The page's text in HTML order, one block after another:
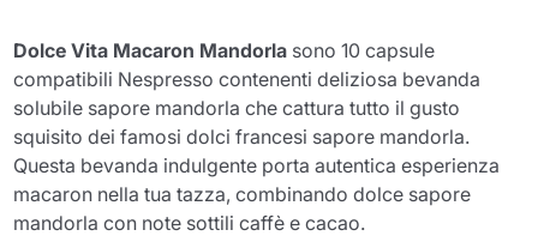
Dolce Vita Macaron Mandorla sono 10 capsule
compatibili Nespresso contenenti deliziosa bevanda
solubile sapore mandorla che cattura tutto il gusto
squisito dei famosi dolci francesi sapore mandorla.
Questa bevanda indulgente porta autentica esperienza
macaron nella tua tazza, combinando dolce sapore
mandorla con note sottili caffè e cacao.